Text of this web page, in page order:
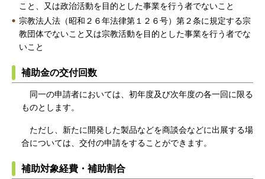
こと、又は政治活動を目的とした事業を行う者でないこと
宗教法人法（昭和２６年法律第１２６号）第２条に規定する宗
教団体でないこと又は宗教活動を目的とした事業を行う者でな
いこと
補助金の交付回数
同一の申請者においては、初年度及び次年度の各一回に限る
ものとします。
ただし、新たに開発した製品などを商談会などに出展する場
合については、交付の申請をすることができます。
補助対象経費・補助割合